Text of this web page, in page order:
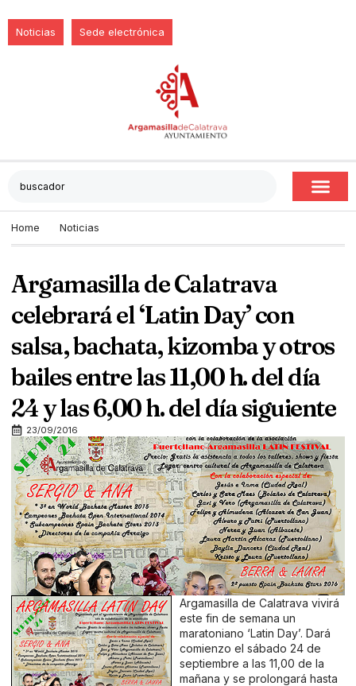
Noticias Sede electrónica
Home Noticias
Argamasilla de Calatrava
celebrará el ‘Latin Day’ con
salsa, bachata, kizomba y otros
bailes entre las 11,00 h. del día
24 y las 6,00 h. del día siguiente
23/09/2016
Argamasilla de Calatrava vivirá
este fin de semana un
maratoniano ‘Latin Day’. Dará
comienzo el sábado 24 de
septiembre a las 11,00 de la
mañana y se prolongará hasta